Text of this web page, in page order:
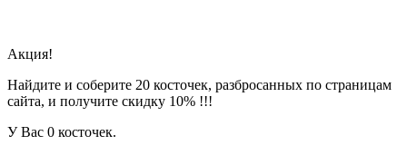
Акция!
Найдите и соберите 20 косточек, разбросанных по страницам
сайта, и получите скидку 10% !!!
У Вас 0 косточек.